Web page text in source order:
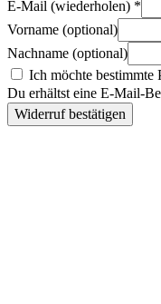
E-Mail (wiederholen) *
Vorname (optional)
Nachname (optional)
Ich möchte bestimmte
Du erhältst eine E-Mail-
Widerruf bestätigen